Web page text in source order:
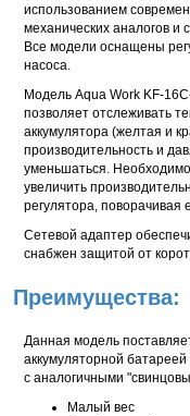
использованием
механических аналогов
Все модели оснащены
насоса.
Модель Aqua Work KF-
позволяет отслеживать
аккумулятора (желтая и
производительность и
уменьшаться.
увеличить
регулятора, поворачивая
Сетевой адаптер
снабжен защитой от
Преимущества:
Данная модель
аккумуляторной
с аналогичными
Малый вес